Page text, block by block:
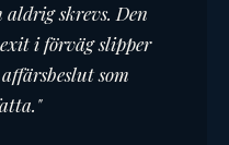
skrevs. Den
i förväg slipper
som